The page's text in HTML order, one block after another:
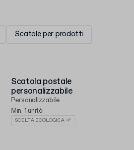
preferisci.
Scatole per prodotti
Scatola postale
personalizzabile
Personalizzabile
Min. 1 unità
SCELTA ECOLOGICA 🌱